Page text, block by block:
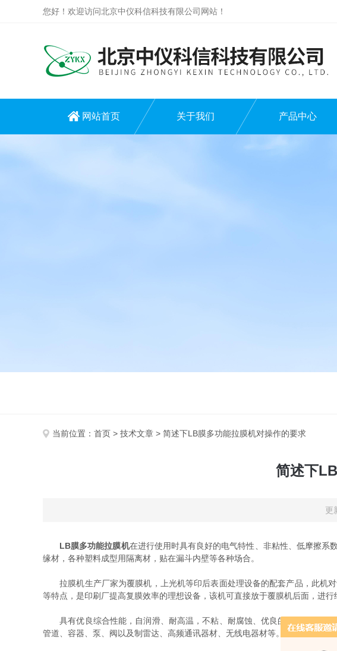
您好！欢迎访问北京中仪科信科技有限公司网站！
网站首页 关于我们 产品中心
当前位置： 首页 > 技术文章 > 简述下LB膜多功能拉膜机对操作的要求
简述下
更
LB膜多功能拉膜机在进行使用时具有良好的电气特性、非粘性、低摩擦系
缘材，各种塑料成型用隔离材，贴在漏斗内壁等各种场合。
拉膜机生产厂家为覆膜机，上光机等印后表面处理设备的配套产品，此机
等特点，是印刷厂提高复膜效率的理想设备，该机可直接放于覆膜机后面，进
具有优良综合性能，自润滑、耐高温，不粘、耐腐蚀、优良的介电性能、很
管道、容器、泵、阀以及制雷达、高频通讯器材、无线电器材等。